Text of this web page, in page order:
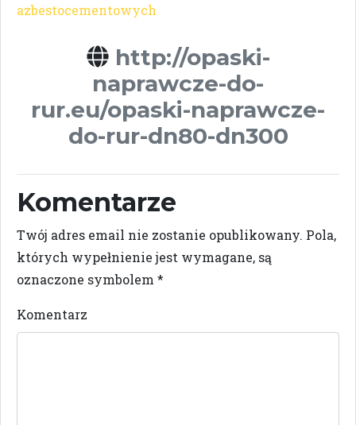
azbestocementowych
http://opaski-
naprawcze-do-
rur.eu/opaski-naprawcze-
do-rur-dn80-dn300
Komentarze
Twój adres email nie zostanie opublikowany. Pola,
których wypełnienie jest wymagane, są
oznaczone symbolem *
Komentarz